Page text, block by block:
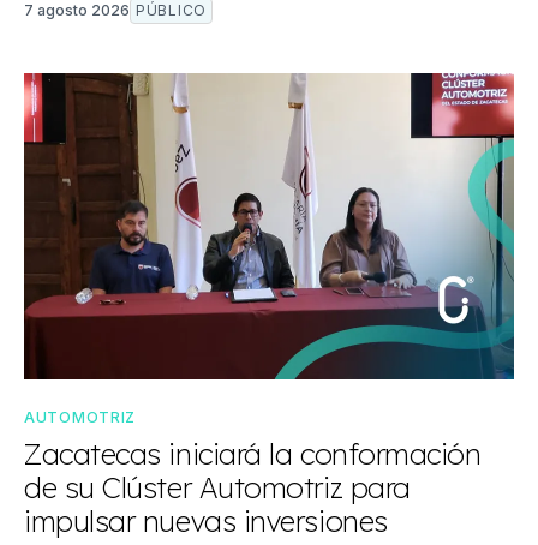
7 agosto 2026 PÚBLICO
AUTOMOTRIZ
Zacatecas iniciará la conformación
de su Clúster Automotriz para
impulsar nuevas inversiones